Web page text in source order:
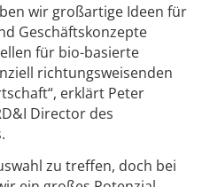
wir großartige Ideen für
Geschäftskonzepte
für bio-basierte
richtungsweisenden
erklärt Peter
Director des
zu treffen, doch bei